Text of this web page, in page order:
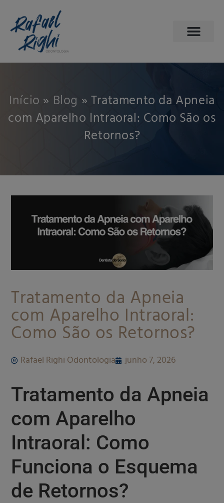
Início » Blog » Tratamento da Apneia
com Aparelho Intraoral: Como São os
Retornos?
Tratamento da Apneia
com Aparelho Intraoral:
Como São os Retornos?
Rafael Righi Odontologia junho 7, 2026
Tratamento da Apneia
com Aparelho
Intraoral: Como
Funciona o Esquema
de Retornos?